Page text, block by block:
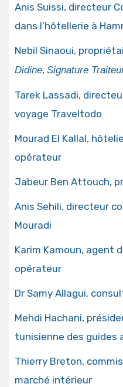
Anis Suissi, directeur
dans l’hôtellerie à
Nebil Sinaoui,
Didine, Signature
Tarek Lassadi,
voyage Traveltodo
Mourad El Kallal,
opérateur
Jabeur Ben Attouch,
Anis Sehili, directeur
Mouradi
Karim Kamoun, agent
opérateur
Dr Samy Allagui,
Mehdi Hachani,
tunisienne des guides
Thierry Breton,
marché intérieur